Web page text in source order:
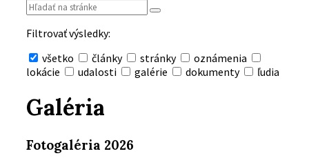
Filtrovať výsledky:
všetko
články stránky
oznámenia
lokácie
udalosti galérie dokumenty ľudia
vyhľadávanie
Galéria
Fotogaléria 2026